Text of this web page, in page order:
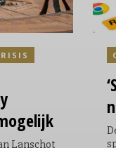
Lanschot